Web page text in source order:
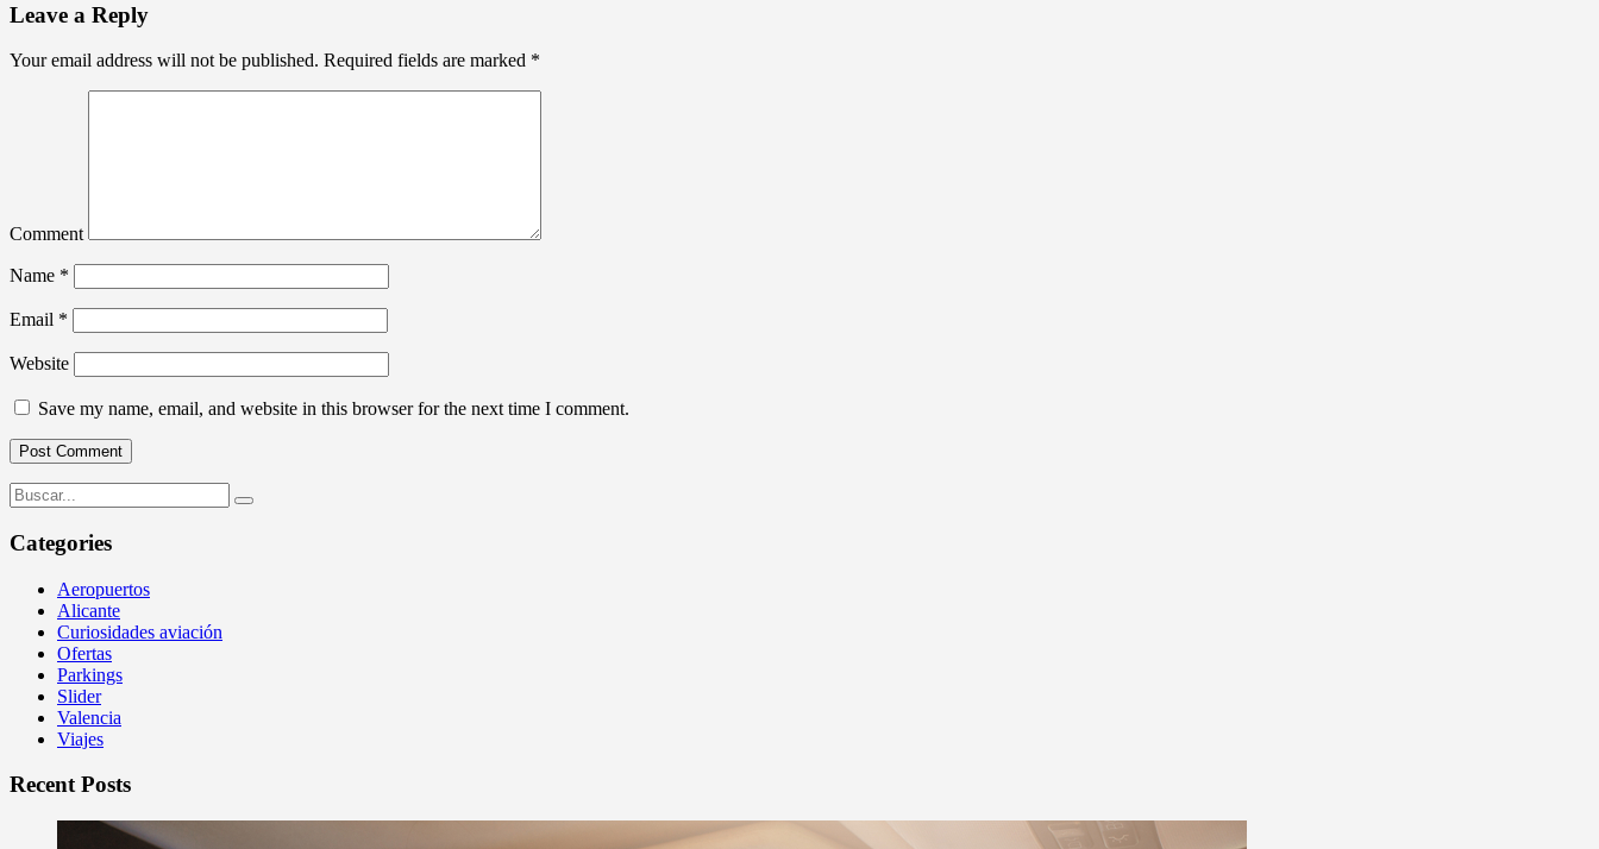
Leave a Reply
Your email address will not be published. Required fields are marked *
Comment
Name *
Email *
Website
Save my name, email, and website in this browser for the next time I comment.
Categories
Aeropuertos
Alicante
Curiosidades aviación
Ofertas
Parkings
Slider
Valencia
Viajes
Recent Posts